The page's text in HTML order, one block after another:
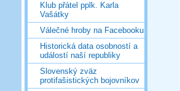
Klub přátel pplk. Karla
Vašátky
Válečné hroby na Facebooku
Historická data osobností a
událostí naší republiky
Slovenský zväz
protifašistických bojovníkov